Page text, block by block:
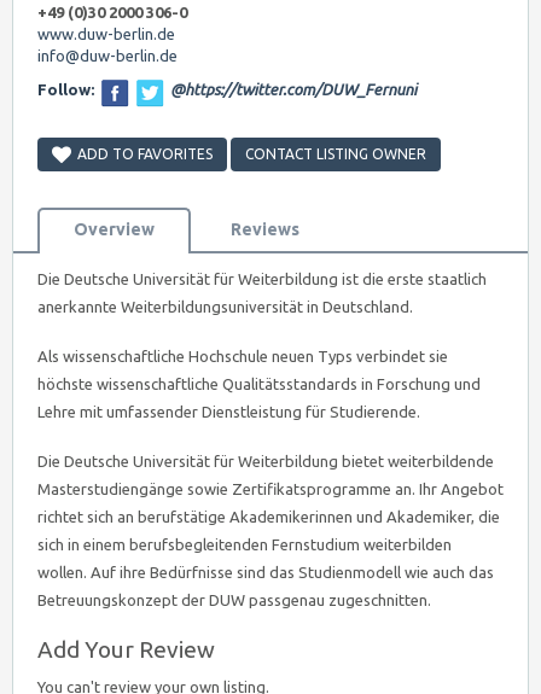
+49 (0)30 2000 306-0
www.duw-berlin.de
info@duw-berlin.de
Follow:
@https://twitter.com/DUW_Fernuni
ADD TO FAVORITES CONTACT LISTING OWNER
Overview Reviews
Die Deutsche Universität für Weiterbildung ist die erste staatlich
anerkannte Weiterbildungsuniversität in Deutschland.
Als wissenschaftliche Hochschule neuen Typs verbindet sie
höchste wissenschaftliche Qualitätsstandards in Forschung und
Lehre mit umfassender Dienstleistung für Studierende.
Die Deutsche Universität für Weiterbildung bietet weiterbildende
Masterstudiengänge sowie Zertifikatsprogramme an. Ihr Angebot
richtet sich an berufstätige Akademikerinnen und Akademiker, die
sich in einem berufsbegleitenden Fernstudium weiterbilden
wollen. Auf ihre Bedürfnisse sind das Studienmodell wie auch das
Betreuungskonzept der DUW passgenau zugeschnitten.
Add Your Review
You can't review your own listing.